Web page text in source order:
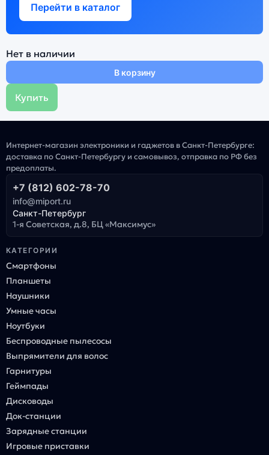
Перейти в каталог
Нет в наличии
В корзину
Купить
Интернет-магазин электроники и гаджетов в Санкт-Петербурге:
доставка по Санкт-Петербургу и самовывоз, отправка по РФ без
предоплаты.
+7 (812) 602-78-70
info@miport.ru
Санкт-Петербург
1-я Советская, д.8, БЦ «Максимус»
КАТЕГОРИИ
Смартфоны
Планшеты
Наушники
Умные часы
Ноутбуки
Беспроводные пылесосы
Выпрямители для волос
Гарнитуры
Геймпады
Дисководы
Док-станции
Зарядные станции
Игровые приставки